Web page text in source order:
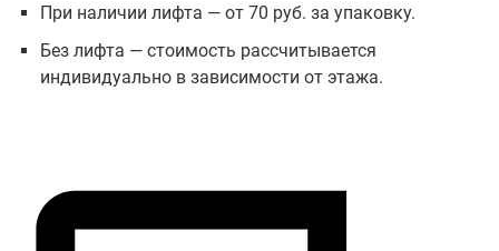
При наличии лифта — от 70 руб. за упаковку.
Без лифта — стоимость рассчитывается
индивидуально в зависимости от этажа.